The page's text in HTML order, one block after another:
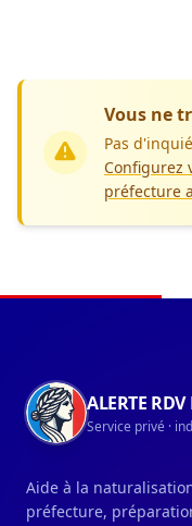
Vous ne
Pas
Configurez
préfecture
ALERTE RDV
Service privé ·
Aide à la
préfecture,